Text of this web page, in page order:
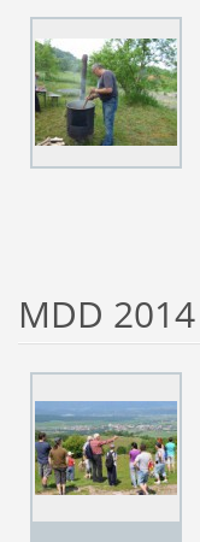
MDD 2014